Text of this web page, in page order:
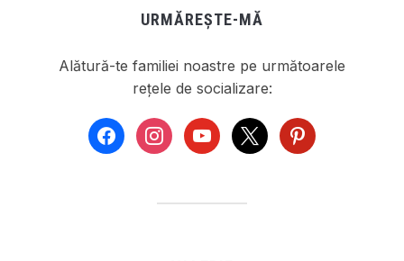
URMĂREȘTE-MĂ
Alătură-te familiei noastre pe următoarele
rețele de socializare:
facebookinstagramyoutube
x pinterest